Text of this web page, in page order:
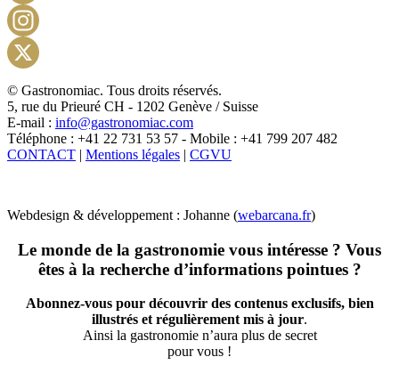
X
© Gastronomiac. Tous droits réservés.
5, rue du Prieuré CH - 1202 Genève / Suisse
E-mail : info@gastronomiac.com
Téléphone : +41 22 731 53 57 - Mobile : +41 799 207 482
CONTACT | Mentions légales | CGVU
Webdesign & développement : Johanne (webarcana.fr)
Le monde de la gastronomie vous intéresse ? Vous
êtes à la recherche d’informations pointues ?
Abonnez-vous pour découvrir des contenus exclusifs, bien
illustrés et régulièrement mis à jour.
Ainsi la gastronomie n’aura plus de secret
pour vous !